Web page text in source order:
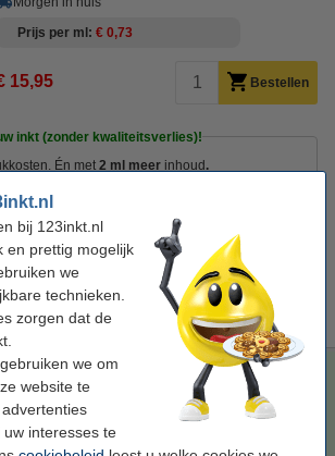
bij 123inkt.nl
en prettig mogelijk
we
technieken.
zorgen dat de
we om
website te
interesses te
Prijs per ml
€ 0,73
15,95 Bestellen
inkt (zonder kwaliteitsverlies)!
Én met 2 ml meer inhoud .
XL inktcartridge zwart hoge capaciteit
deze cartridge het 123inkt huismerk te
XL inktcartridge zwart hoge capaciteit
pigment inkjet cartridge 24 ml